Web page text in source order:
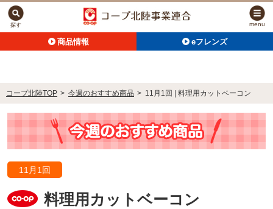
商品情報 eフレンズ
探す menu
コープ北陸TOP > 今週のおすすめ商品 > 11月1回 | 料理用カットベーコン
11月1回
料理用カットベーコン